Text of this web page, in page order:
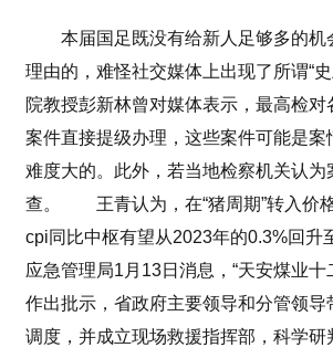
本届国足既没有给新人足够多的机
理由的，难怪社交媒体上出现了所谓“
院教授彭新林曾对媒体表示，最高检
案件直接提级办理，这些案件可能是
难度大的。此外，若当地检察机关认
查。
王青认为，在“猪周期”转入价
cpi同比中枢有望从2023年的0.3%回升
应急管理局1月13日消息，“天安煤业
作出批示，省政府主要领导和分管领
调度，并成立现场救援指挥部，科学